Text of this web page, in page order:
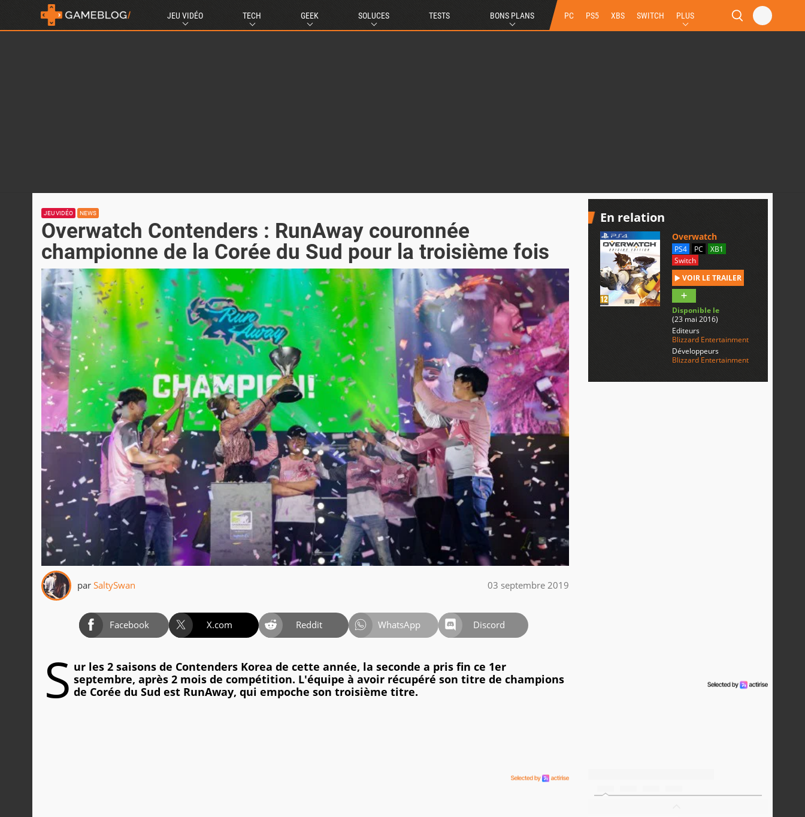
JEU VIDÉO TECH GEEK SOLUCES TESTS BONS PLANS PC PS5 XBS SWITCH PLUS
JEU VIDÉO NEWS
Overwatch Contenders : RunAway couronnée
championne de la Corée du Sud pour la troisième fois
par SaltySwan 03 septembre 2019
Facebook X.com Reddit WhatsApp Discord
S ur les 2 saisons de Contenders Korea de cette année, la seconde a pris fin ce 1er
septembre, après 2 mois de compétition. L'équipe à avoir récupéré son titre de champions
de Corée du Sud est RunAway, qui empoche son troisième titre.
En relation
Overwatch
PS4 PC
XB1
Switch
VOIR LE TRAILER
Disponible le
(23 mai 2016)
Editeurs
Blizzard Entertainment
Développeurs
Blizzard Entertainment